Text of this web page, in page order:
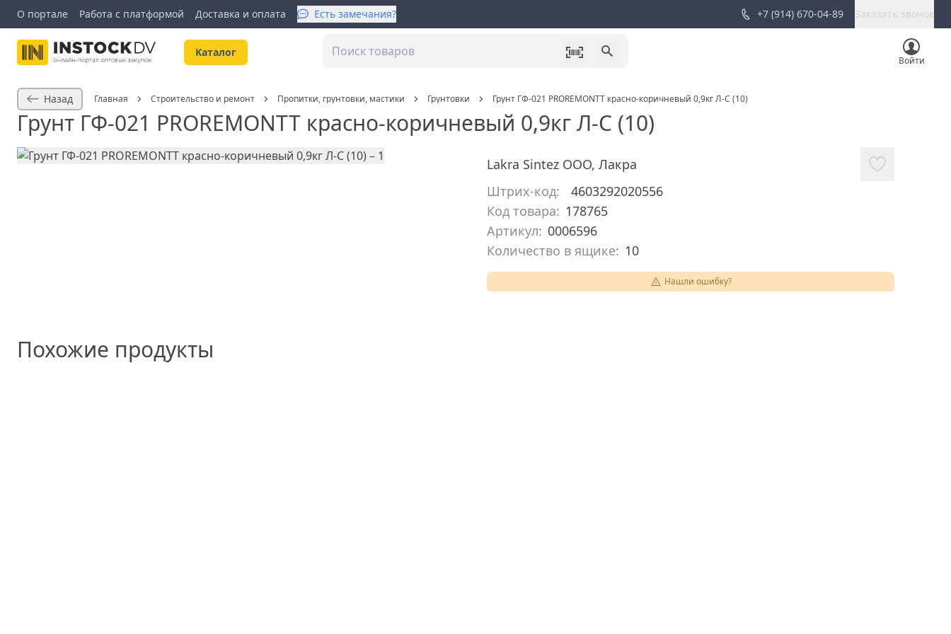
О портале Работа с платформой Доставка и оплата Есть замечания? +7 (914) 670-04-89 Заказать звонок
Kаталог
Войти
Назад Главная Строительство и ремонт Пропитки, грунтовки, мастики Грунтовки Грунт ГФ-021 PROREMONTT красно-коричневый 0,9кг Л-С (10)
Грунт ГФ-021 PROREMONTT красно-коричневый 0,9кг Л-С (10)
Lakra Sintez ООО, Лакра
Штрих-код:
4603292020556
Код товара: 178765
Артикул: 0006596
Количество в ящике: 10
Нашли ошибку?
Похожие продукты